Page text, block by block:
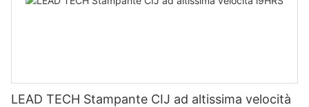
LEAD TECH Stampante CIJ ad altissima velocità